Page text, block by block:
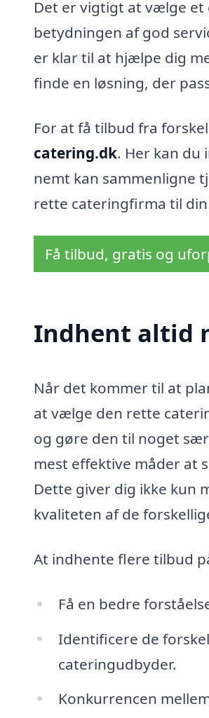
Det er vigtigt at vælge
betydningen af god
er klar til at hjælpe dig
finde en løsning, der
For at få tilbud fra
catering.dk. Her kan du
nemt kan sammenligne
rette cateringfirma til
Få tilbud, gratis og
Indhent altid
Når det kommer til at
at vælge den rette
og gøre den til noget
mest effektive måder at
Dette giver dig ikke kun
kvaliteten af de
At indhente flere tilbud
Få en bedre
Identificere de
cateringudbyder.
Konkurrencen